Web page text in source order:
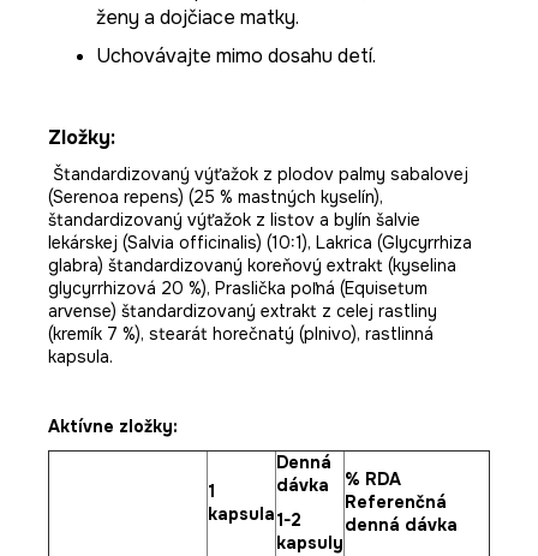
ženy a dojčiace matky.
Uchovávajte mimo dosahu detí.
Zložky:
Štandardizovaný výťažok z plodov palmy sabalovej
(Serenoa repens) (25 % mastných kyselín),
štandardizovaný výťažok z listov a bylín šalvie
lekárskej (Salvia officinalis) (10:1), Lakrica (Glycyrrhiza
glabra) štandardizovaný koreňový extrakt (kyselina
glycyrrhizová 20 %), Praslička poľná (Equisetum
arvense) štandardizovaný extrakt z celej rastliny
(kremík 7 %), stearát horečnatý (plnivo), rastlinná
kapsula.
Aktívne zložky:
1
kapsula
Denná
dávka
1-2
kapsuly
% RDA
Referenčná
denná dávka